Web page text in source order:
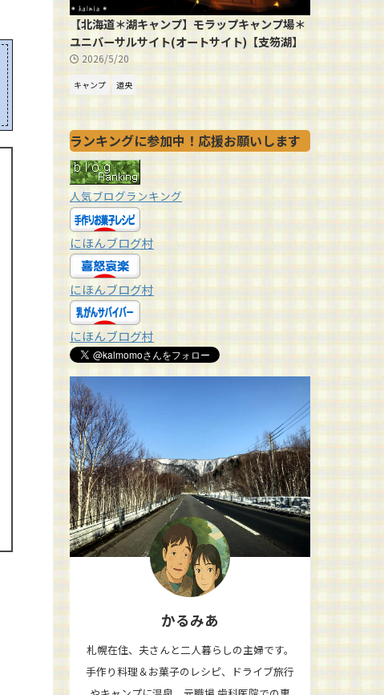
【北海道＊湖キャンプ】モラップキャンプ場＊
ユニバーサルサイト(オートサイト)【支笏湖】
2026/5/20
キャンプ 道央
ランキングに参加中！応援お願いします
人気ブログランキング
にほんブログ村
にほんブログ村
にほんブログ村
かるみあ
札幌在住、夫さんと二人暮らしの主婦です。
手作り料理＆お菓子のレシピ、ドライブ旅行